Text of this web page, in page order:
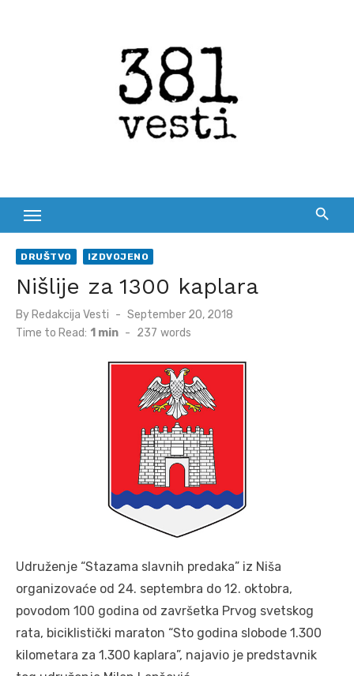
DRUŠTVO IZDVOJENO
Nišlije za 1300 kaplara
By Redakcija Vesti
Posted
on
September 20, 2018
Time to Read: 1 min - 237 words
Udruženje “Stazama slavnih predaka” iz Niša
organizovaće od 24. septembra do 12. oktobra,
povodom 100 godina od završetka Prvog svetskog
rata, biciklistički maraton “Sto godina slobode 1.300
kilometara za 1.300 kaplara”, najavio je predstavnik